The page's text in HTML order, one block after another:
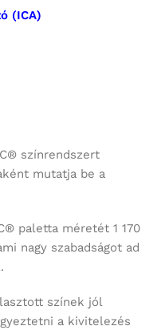
(ICA)
színrendszert
mutatja be a
paletta méretét 1 170
nagy szabadságot ad
színek jól
a kivitelezés